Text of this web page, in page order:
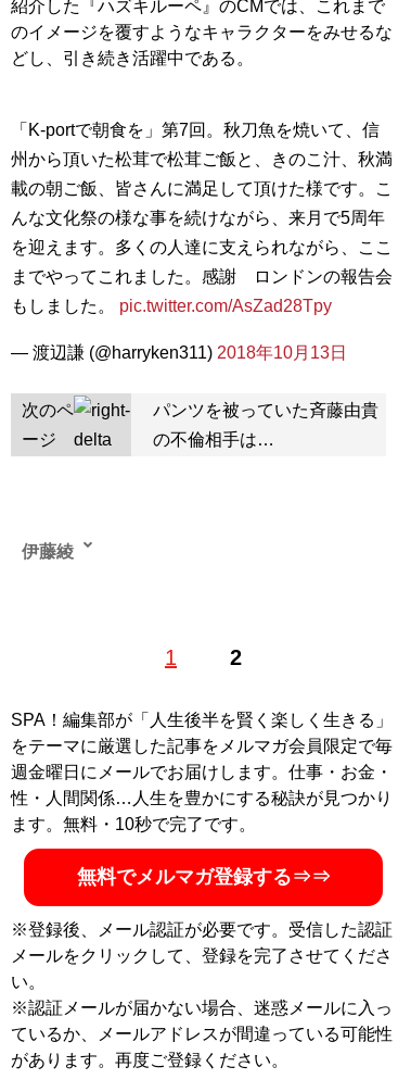
紹介した『ハズキルーペ』のCMでは、これまで
のイメージを覆すようなキャラクターをみせるな
どし、引き続き活躍中である。
「K-portで朝食を」第7回。秋刀魚を焼いて、信
州から頂いた松茸で松茸ご飯と、きのこ汁、秋満
載の朝ご飯、皆さんに満足して頂けた様です。こ
んな文化祭の様な事を続けながら、来月で5周年
を迎えます。多くの人達に支えられながら、ここ
までやってこれました。感謝 ロンドンの報告会
もしました。 pic.twitter.com/AsZad28Tpy
— 渡辺謙 (@harryken311) 2018年10月13日
次のペ
ージ
パンツを被っていた斉藤由貴
の不倫相手は…
1 2
伊藤綾
イターに。SPA! やサイゾー、キャリコネニュース、マ
いろんな識者のお話をうかがったり、イベントにお邪魔
したりするのが好き。毎月1日どこかで誰かと何かしら
映画を観て飲む集会を開催。X（旧Twitter）：
@tsuitachiii
記事一覧へ
SPA！編集部が「人生後半を賢く楽しく生きる」
をテーマに厳選した記事をメルマガ会員限定で毎
週金曜日にメールでお届けします。仕事・お金・
性・人間関係…人生を豊かにする秘訣が見つかり
ます。無料・10秒で完了です。
無料でメルマガ登録する⇒⇒
※登録後、メール認証が必要です。受信した認証
メールをクリックして、登録を完了させてくださ
い。
※認証メールが届かない場合、迷惑メールに入っ
ているか、メールアドレスが間違っている可能性
があります。再度ご登録ください。